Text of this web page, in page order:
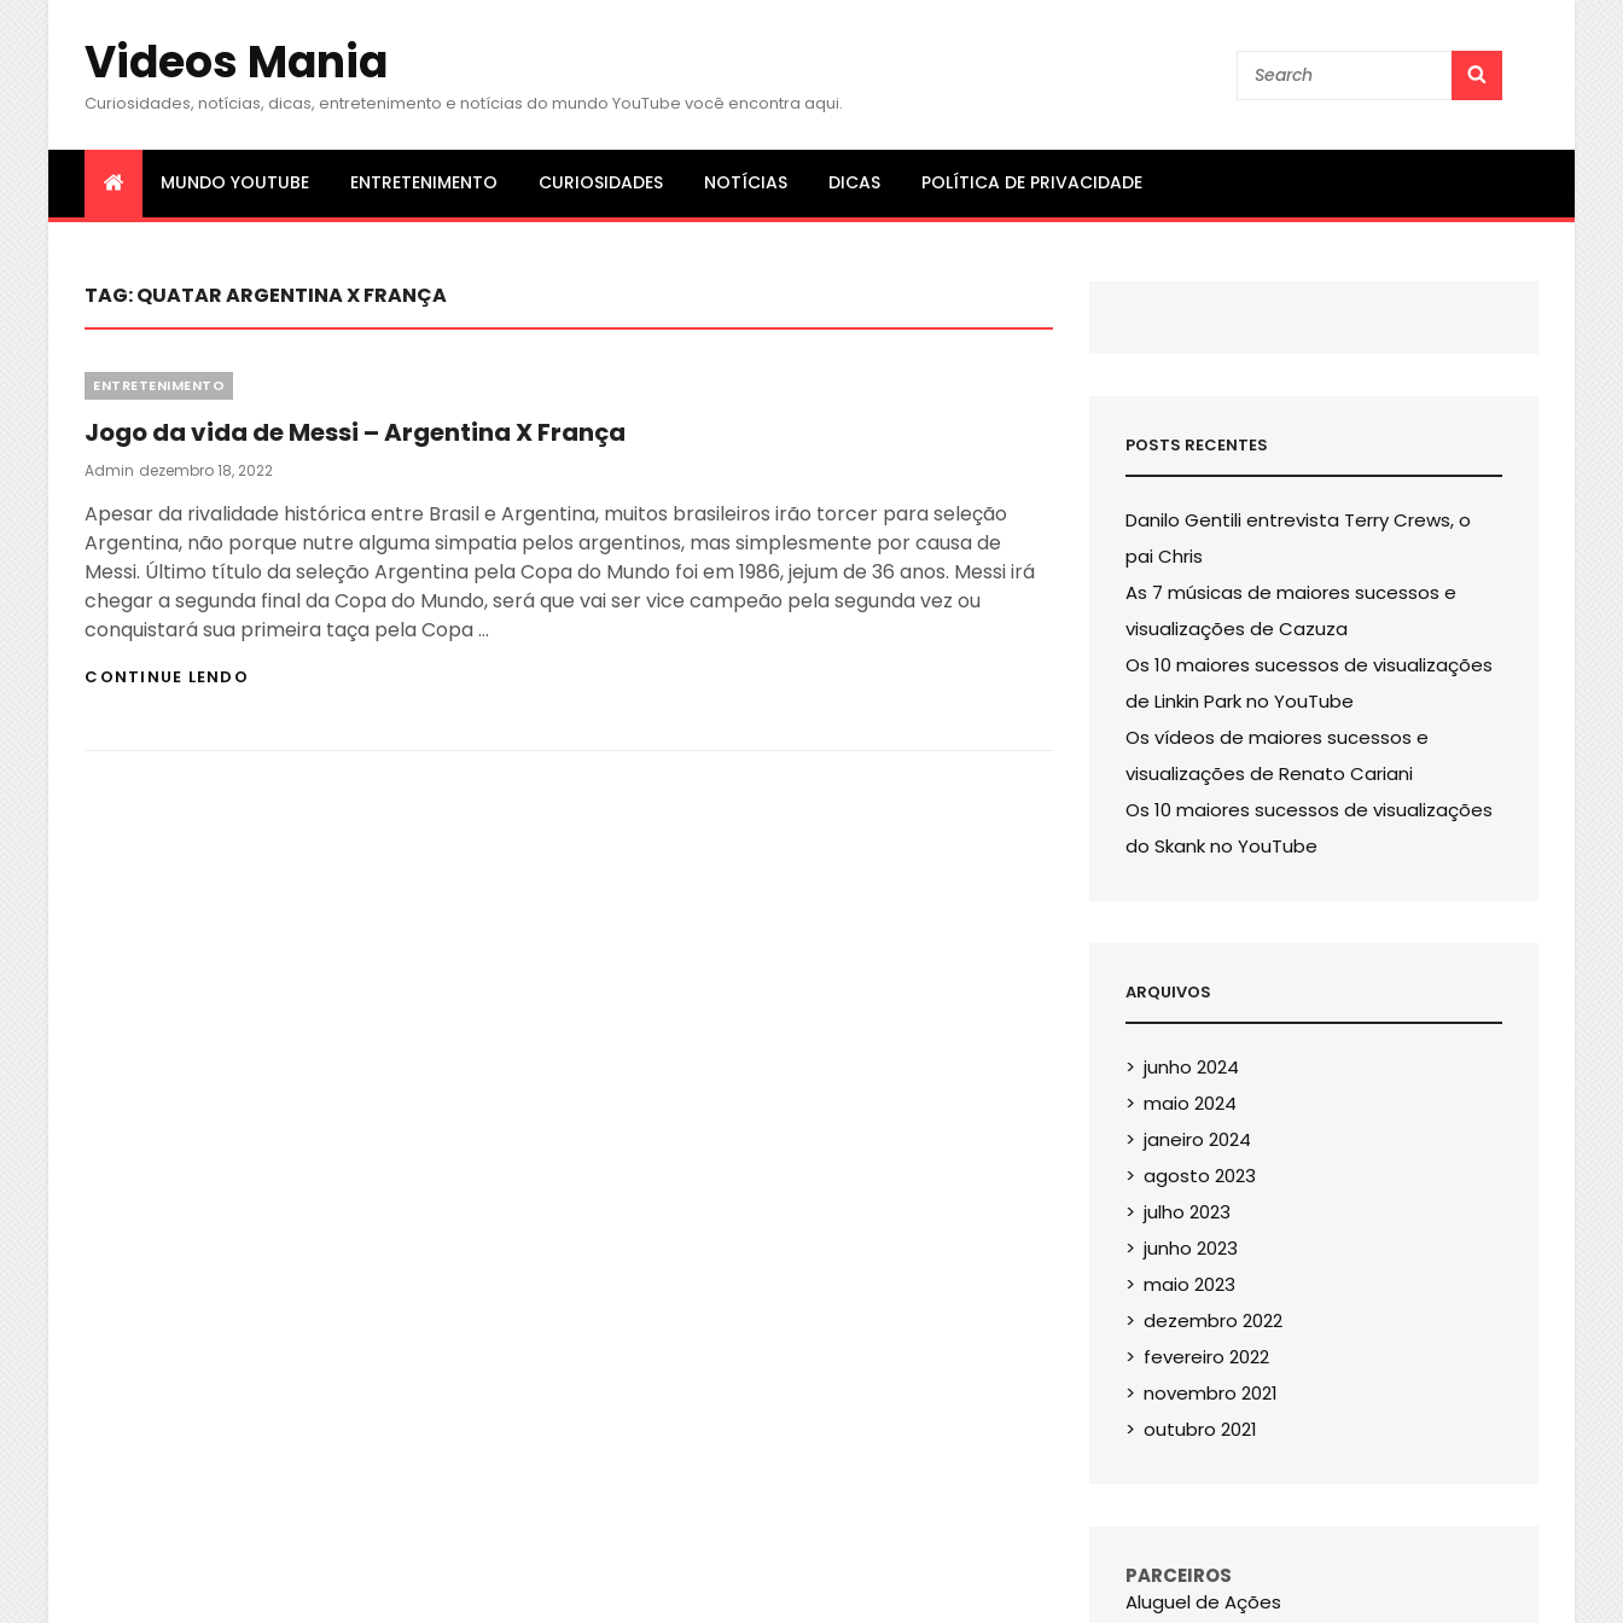
Videos Mania
Curiosidades, notícias, dicas, entretenimento e notícias do mundo YouTube você encontra aqui.
Search
MUNDO YOUTUBE ENTRETENIMENTO CURIOSIDADES NOTÍCIAS DICAS POLÍTICA DE PRIVACIDADE
TAG:QUATAR ARGENTINA X FRANÇA
Categories
ENTRETENIMENTO
Jogo da vida de Messi – Argentina X França
Admin Posted
Dezembro 18, 2022
Apesar da rivalidade histórica entre Brasil e Argentina, muitos brasileiros irão torcer para seleção
Argentina, não porque nutre alguma simpatia pelos argentinos, mas simplesmente por causa de
Messi. Último título da seleção Argentina pela Copa do Mundo foi em 1986, jejum de 36 anos. Messi irá
chegar a segunda final da Copa do Mundo, será que vai ser vice campeão pela segunda vez ou
conquistará sua primeira taça pela Copa …
CONTINUE LENDO
POSTS RECENTES
Danilo Gentili entrevista Terry Crews, o
pai Chris
As 7 músicas de maiores sucessos e
visualizações de Cazuza
Os 10 maiores sucessos de visualizações
de Linkin Park no YouTube
Os vídeos de maiores sucessos e
visualizações de Renato Cariani
Os 10 maiores sucessos de visualizações
do Skank no YouTube
ARQUIVOS
junho 2024
maio 2024
janeiro 2024
agosto 2023
julho 2023
junho 2023
maio 2023
dezembro 2022
fevereiro 2022
novembro 2021
outubro 2021
PARCEIROS
Aluguel de Ações